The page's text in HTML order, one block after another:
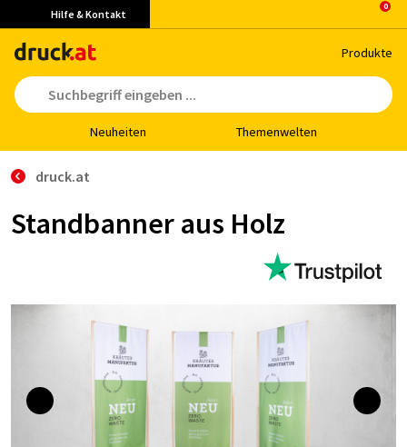
Hilfe & Kontakt
Pro­duk­te
Neu­hei­ten The­men­wel­ten
druck.at
Standbanner aus Holz